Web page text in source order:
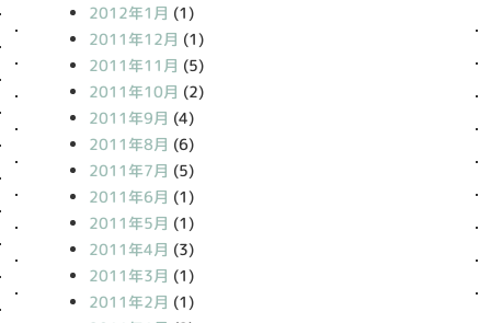
2012年1月 (1)
2011年12月 (1)
2011年11月 (5)
2011年10月 (2)
2011年9月 (4)
2011年8月 (6)
2011年7月 (5)
2011年6月 (1)
2011年5月 (1)
2011年4月 (3)
2011年3月 (1)
2011年2月 (1)